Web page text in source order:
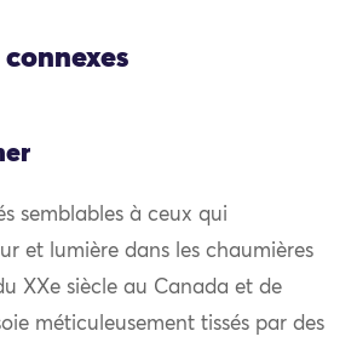
semblables à ceux qui
et lumière dans les chaumières
XXe siècle au Canada et de
méticuleusement tissés par des